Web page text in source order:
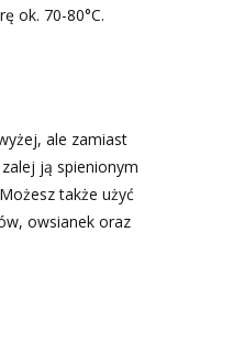
ok. 70-80°C.
ale zamiast
ją spienionym
także użyć
owsianek oraz